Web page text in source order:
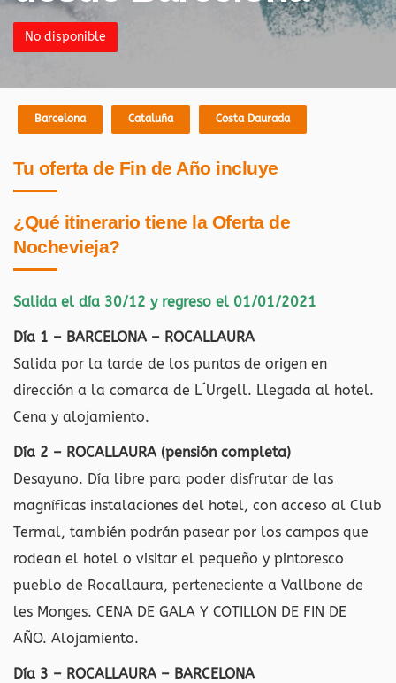
No disponible
Barcelona Cataluña Costa Daurada
Tu oferta de Fin de Año incluye
¿Qué itinerario tiene la Oferta de
Nochevieja?
Salida el día 30/12 y regreso el 01/01/2021
Día 1 – BARCELONA – ROCALLAURA
Salida por la tarde de los puntos de origen en
dirección a la comarca de L´Urgell. Llegada al hotel.
Cena y alojamiento.
Día 2 – ROCALLAURA (pensión completa)
Desayuno. Día libre para poder disfrutar de las
magníficas instalaciones del hotel, con acceso al Club
Termal, también podrán pasear por los campos que
rodean el hotel o visitar el pequeño y pintoresco
pueblo de Rocallaura, perteneciente a Vallbone de
les Monges. CENA DE GALA Y COTILLON DE FIN DE
AÑO. Alojamiento.
Día 3 – ROCALLAURA – BARCELONA